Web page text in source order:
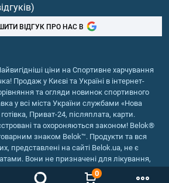
0
ВІДГУК ПРО НАС В
ціни на Спортивне харчування
Продаж у Києві та Україні в інтернет-
та огляди новинок спортивного
у всі міста України службами «Нова
Приват-24, післяплата, карти.
та охороняються законом! Belok®
знаком Belok™. Продукти та вся
представлені на сайті Belok.ua, не є
Вони не призначені для лікування,
та запобігання хворобам.
Інтернет магазин спортивного